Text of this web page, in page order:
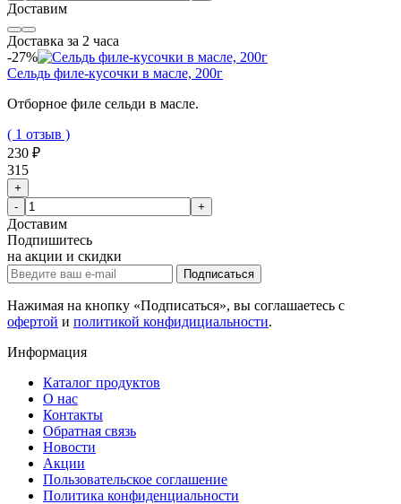
Доставим
Доставка за 2 часа
-27%
Сельдь филе-кусочки в масле, 200г
Отборное филе сельди в масле.
( 1 отзыв )
230 ₽
315
+
-
+
Доставим
Подпишитесь
на акции и скидки
Подписаться
Нажимая на кнопку «Подписаться», вы соглашаетесь с
офертой и политикой конфидициальности.
Информация
Каталог продуктов
О нас
Контакты
Обратная связь
Новости
Акции
Пользовательское соглашение
Политика конфиденциальности